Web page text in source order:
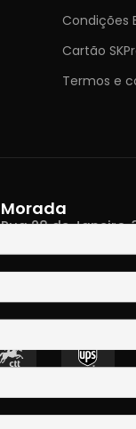
Condições
Cartão
Termos e
Morada
Rua 28 de Janeiro,